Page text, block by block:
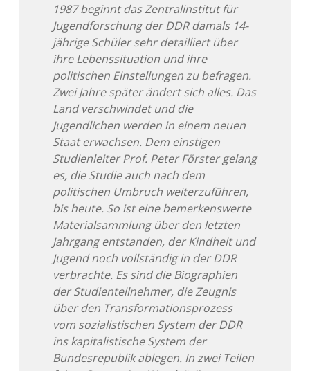
1987 beginnt das Zentralinstitut für
Jugendforschung der DDR damals 14-
jährige Schüler sehr detailliert über
ihre Lebenssituation und ihre
politischen Einstellungen zu befragen.
Zwei Jahre später ändert sich alles. Das
Land verschwindet und die
Jugendlichen werden in einem neuen
Staat erwachsen. Dem einstigen
Studienleiter Prof. Peter Förster gelang
es, die Studie auch nach dem
politischen Umbruch weiterzuführen,
bis heute. So ist eine bemerkenswerte
Materialsammlung über den letzten
Jahrgang entstanden, der Kindheit und
Jugend noch vollständig in der DDR
verbrachte. Es sind die Biographien
der Studienteilnehmer, die Zeugnis
über den Transformationsprozess
vom sozialistischen System der DDR
ins kapitalistische System der
Bundesrepublik ablegen. In zwei Teilen